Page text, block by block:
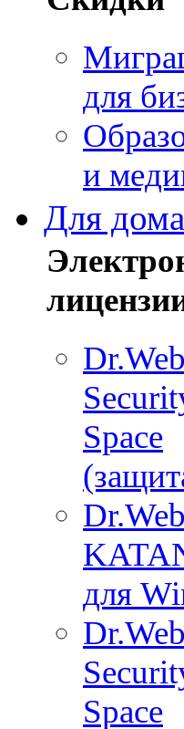
для
и
Для дома
Dr.Web
Space
Dr.Web
для
Dr.Web
Space